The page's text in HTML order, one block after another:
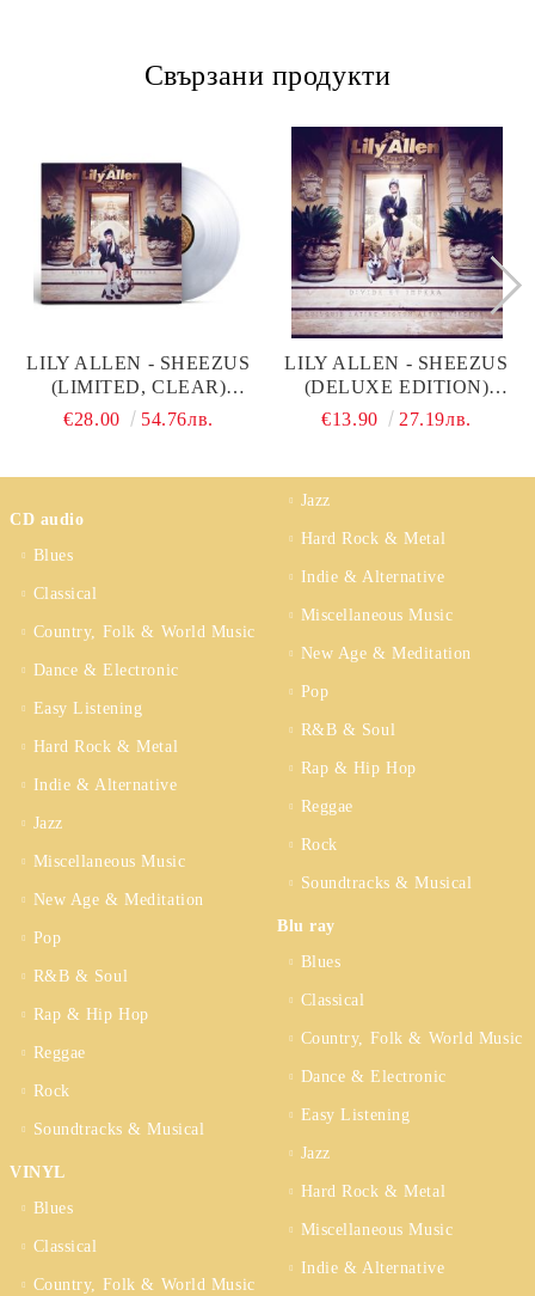
Свързани продукти
LILY ALLEN - SHEEZUS
(LIMITED, CLEAR)
(VINYL)
€28.00 54.76лв.
LILY ALLEN - SHEEZUS
(DELUXE EDITION)
(2CD)
€13.90 27.19лв.
CD audio
Blues
Classical
Country, Folk & World Music
Dance & Electronic
Easy Listening
Hard Rock & Metal
Indie & Alternative
Jazz
Miscellaneous Music
New Age & Meditation
Pop
R&B & Soul
Rap & Hip Hop
Reggae
Rock
Soundtracks & Musical
VINYL
Blues
Classical
Country, Folk & World Music
Jazz
Hard Rock & Metal
Indie & Alternative
Miscellaneous Music
New Age & Meditation
Pop
R&B & Soul
Rap & Hip Hop
Reggae
Rock
Soundtracks & Musical
Blu ray
Blues
Classical
Country, Folk & World Music
Dance & Electronic
Easy Listening
Jazz
Hard Rock & Metal
Miscellaneous Music
Indie & Alternative